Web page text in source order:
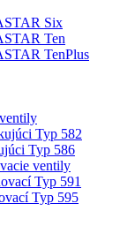
Six
Ten
TenPlus
Typ 582
Typ 586
ventily
Typ 591
Typ 595